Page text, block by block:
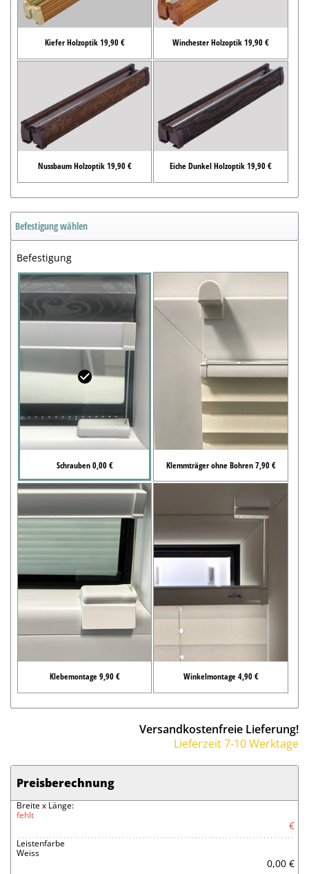
Kiefer Holzoptik 19,90 € Winchester Holzoptik 19,90 €
Nussbaum Holzoptik 19,90 € Eiche Dunkel Holzoptik 19,90 €
Befestigung wählen
Befestigung
Schrauben 0,00 € Klemmträger ohne Bohren 7,90 €
Klebemontage 9,90 € Winkelmontage 4,90 €
Versandkostenfreie Lieferung!
Lieferzeit 7-10 Werktage
Preisberechnung
Breite x Länge:
fehlt
€
Leistenfarbe
Weiss
0,00 €